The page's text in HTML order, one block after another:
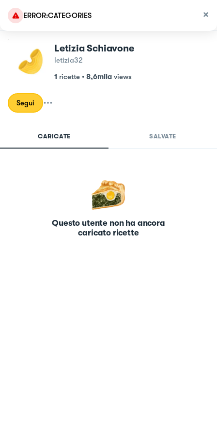
ERROR:CATEGORIES
Letizia Schiavone
letizia32
1 ricette • 8,6mila views
Segui
CARICATE SALVATE
Questo utente non ha ancora
caricato ricette